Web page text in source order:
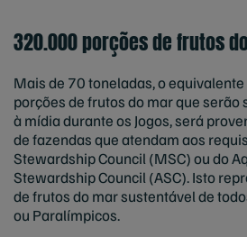
320.000 porções de frutos
Mais de 70 toneladas, o
porções de frutos do mar que serão
à mídia durante os Jogos, será
de fazendas que atendam aos
Stewardship Council (MSC) ou do
Stewardship Council (ASC). Isto
de frutos do mar sustentável de
ou Paralímpicos.